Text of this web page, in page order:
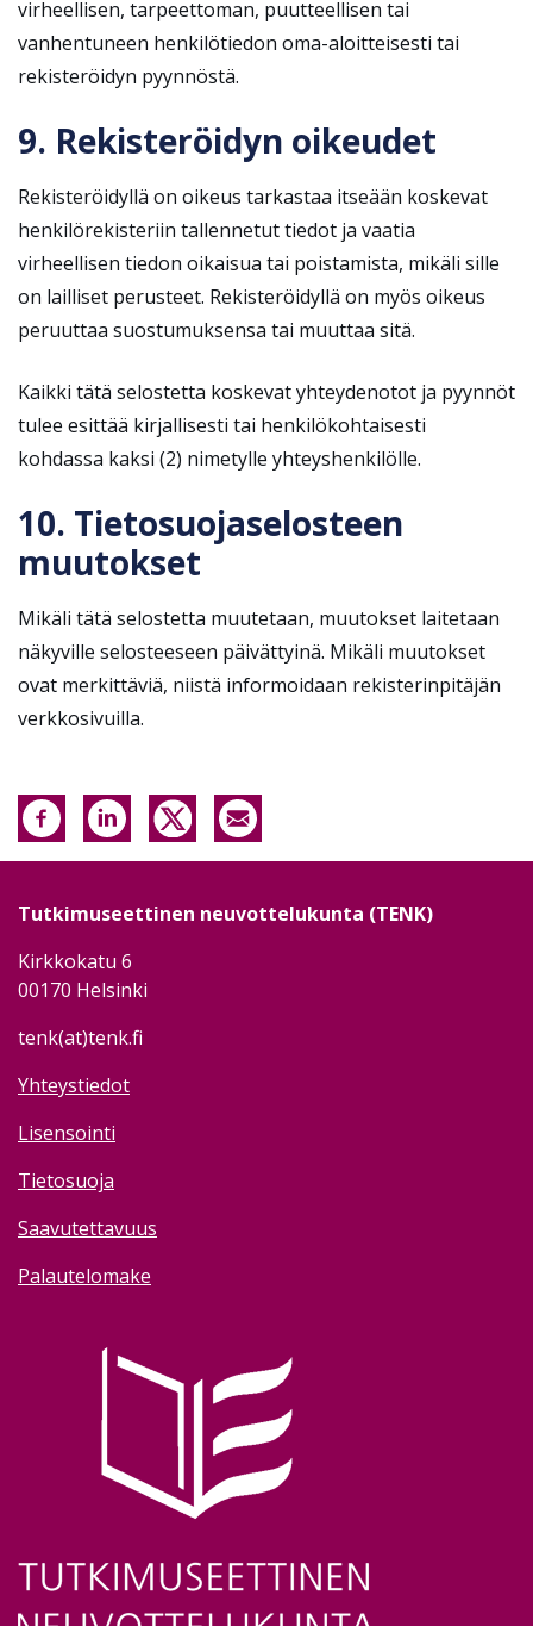
virheellisen, tarpeettoman, puutteellisen tai
vanhentuneen henkilötiedon oma-aloitteisesti tai
rekisteröidyn pyynnöstä.
9. Rekisteröidyn oikeudet
Rekisteröidyllä on oikeus tarkastaa itseään koskevat
henkilörekisteriin tallennetut tiedot ja vaatia
virheellisen tiedon oikaisua tai poistamista, mikäli sille
on lailliset perusteet. Rekisteröidyllä on myös oikeus
peruuttaa suostumuksensa tai muuttaa sitä.
Kaikki tätä selostetta koskevat yhteydenotot ja pyynnöt
tulee esittää kirjallisesti tai henkilökohtaisesti
kohdassa kaksi (2) nimetylle yhteyshenkilölle.
10. Tietosuojaselosteen
muutokset
Mikäli tätä selostetta muutetaan, muutokset laitetaan
näkyville selosteeseen päivättyinä. Mikäli muutokset
ovat merkittäviä, niistä informoidaan rekisterinpitäjän
verkkosivuilla.
Tutkimuseettinen neuvottelukunta (TENK)
Kirkkokatu 6
00170 Helsinki
tenk(at)tenk.fi
Yhteystiedot
Lisensointi
Tietosuoja
Saavutettavuus
Palautelomake